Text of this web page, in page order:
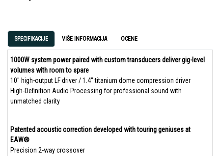
SPECIFIKACIJE VIŠE INFORMACIJA OCENE
1000W system power paired with custom transducers deliver gig-level
volumes with room to spare
10″ high-output LF driver / 1.4″ titanium dome compression driver
High-Definition Audio Processing for professional sound with
unmatched clarity
Patented acoustic correction developed with touring geniuses at
EAW®
Precision 2-way crossover